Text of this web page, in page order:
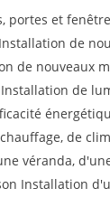
portes et
de
de nouveaux
de
de
véranda,
Installation